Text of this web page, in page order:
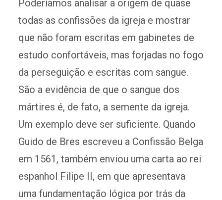
Poderíamos analisar a origem de quase
todas as confissões da igreja e mostrar
que não foram escritas em gabinetes de
estudo confortáveis, mas forjadas no fogo
da perseguição e escritas com sangue.
São a evidência de que o sangue dos
mártires é, de fato, a semente da igreja.
Um exemplo deve ser suficiente. Quando
Guido de Bres escreveu a Confissão Belga
em 1561, também enviou uma carta ao rei
espanhol Filipe II, em que apresentava
uma fundamentação lógica por trás da